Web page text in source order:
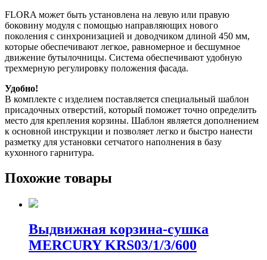
FLORA может быть установлена на левую или правую
боковину модуля с помощью направляющих нового
поколения с синхронизацией и доводчиком длиной 450 мм,
которые обеспечивают легкое, равномерное и бесшумное
движение бутылочницы. Система обеспечивают удобную
трехмерную регулировку положения фасада.
Удобно!
В комплекте с изделием поставляется специальный шаблон
присадочных отверстий, который поможет точно определить
место для крепления корзины. Шаблон является дополнением
к основной инструкции и позволяет легко и быстро нанести
разметку для установки сетчатого наполнения в базу
кухонного гарнитура.
Похожие товары
Выдвижная корзина-сушка
MERCURY KRS03/1/3/600